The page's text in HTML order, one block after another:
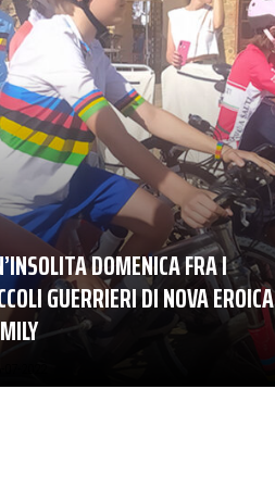
DOMENICA FRA I
GUERRIERI DI NOVA EROICA